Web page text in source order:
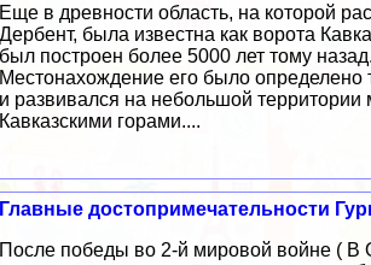
Еще в древности область, на которой
Дербент, была известна как ворота
был построен более 5000 лет тому назад.
Местонахождение его было определено
и развивался на небольшой
Кавказскими горами....
Главные достопримечательности
После победы во 2-й мировой войне ( В